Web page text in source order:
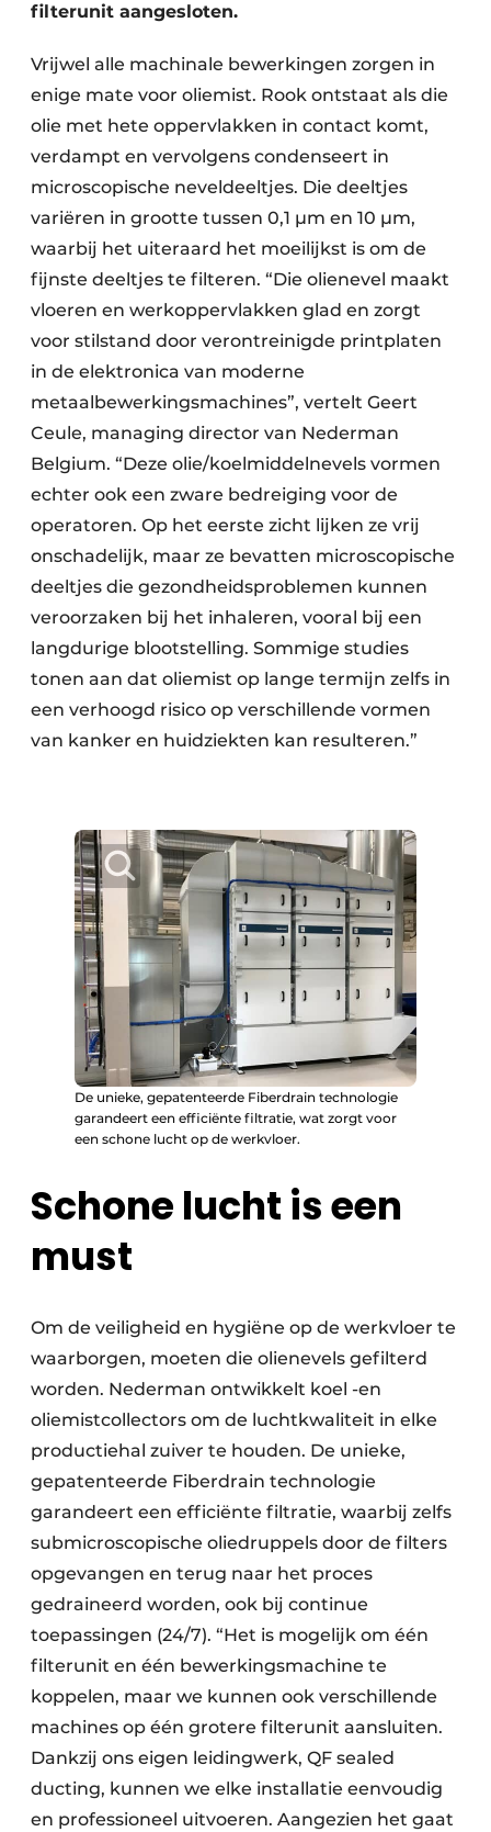
filterunit aangesloten.
Vrijwel alle machinale bewerkingen zorgen in
enige mate voor oliemist. Rook ontstaat als die
olie met hete oppervlakken in contact komt,
verdampt en vervolgens condenseert in
microscopische neveldeeltjes. Die deeltjes
variëren in grootte tussen 0,1 µm en 10 µm,
waarbij het uiteraard het moeilijkst is om de
fijnste deeltjes te filteren. “Die olienevel maakt
vloeren en werkoppervlakken glad en zorgt
voor stilstand door verontreinigde printplaten
in de elektronica van moderne
metaalbewerkingsmachines”, vertelt Geert
Ceule, managing director van Nederman
Belgium. “Deze olie/koelmiddelnevels vormen
echter ook een zware bedreiging voor de
operatoren. Op het eerste zicht lijken ze vrij
onschadelijk, maar ze bevatten microscopische
deeltjes die gezondheidsproblemen kunnen
veroorzaken bij het inhaleren, vooral bij een
langdurige blootstelling. Sommige studies
tonen aan dat oliemist op lange termijn zelfs in
een verhoogd risico op verschillende vormen
van kanker en huidziekten kan resulteren.”
De unieke, gepatenteerde Fiberdrain technologie
garandeert een efficiënte filtratie, wat zorgt voor
een schone lucht op de werkvloer.
Schone lucht is een
must
Om de veiligheid en hygiëne op de werk­vloer te
waarborgen, moeten die olie­nevels gefilterd
worden. Nederman ontwikkelt koel -en
oliemistcollectors om de luchtkwaliteit in elke
productiehal zuiver te houden. De unieke,
gepatenteerde Fiberdrain technologie
garandeert een efficiënte filtratie, waarbij zelfs
submicroscopische oliedruppels door de filters
opgevangen en terug naar het proces
gedraineerd worden, ook bij continue
toepassingen (24/7). “Het is mogelijk om één
filterunit en één bewerkingsmachine te
koppelen, maar we kunnen ook verschillende
machines op één grotere filterunit aansluiten.
Dankzij ons eigen leidingwerk, QF sealed
ducting, kunnen we elke installatie eenvoudig
en professioneel uitvoeren. Aangezien het gaat